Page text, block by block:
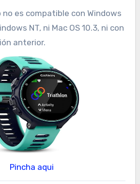
no es compatible con Windows
NT, ni Mac OS 10.3, ni con
anterior.
Pincha aqui